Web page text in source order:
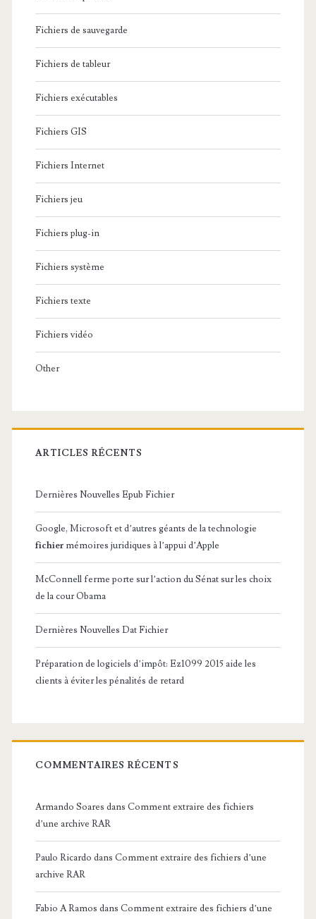
Fichiers de sauvegarde
Fichiers de tableur
Fichiers exécutables
Fichiers GIS
Fichiers Internet
Fichiers jeu
Fichiers plug-in
Fichiers système
Fichiers texte
Fichiers vidéo
Other
ARTICLES RÉCENTS
Dernières Nouvelles Epub Fichier
Google, Microsoft et d’autres géants de la technologie
fichier mémoires juridiques à l’appui d’Apple
McConnell ferme porte sur l’action du Sénat sur les choix
de la cour Obama
Dernières Nouvelles Dat Fichier
Préparation de logiciels d’impôt: Ez1099 2015 aide les
clients à éviter les pénalités de retard
COMMENTAIRES RÉCENTS
Armando Soares dans Comment extraire des fichiers
d’une archive RAR
Paulo Ricardo dans Comment extraire des fichiers d’une
archive RAR
Fabio A Ramos dans Comment extraire des fichiers d’une